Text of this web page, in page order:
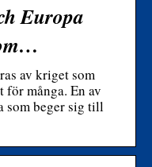
Europa
av kriget som
för många. En av
som beger sig till